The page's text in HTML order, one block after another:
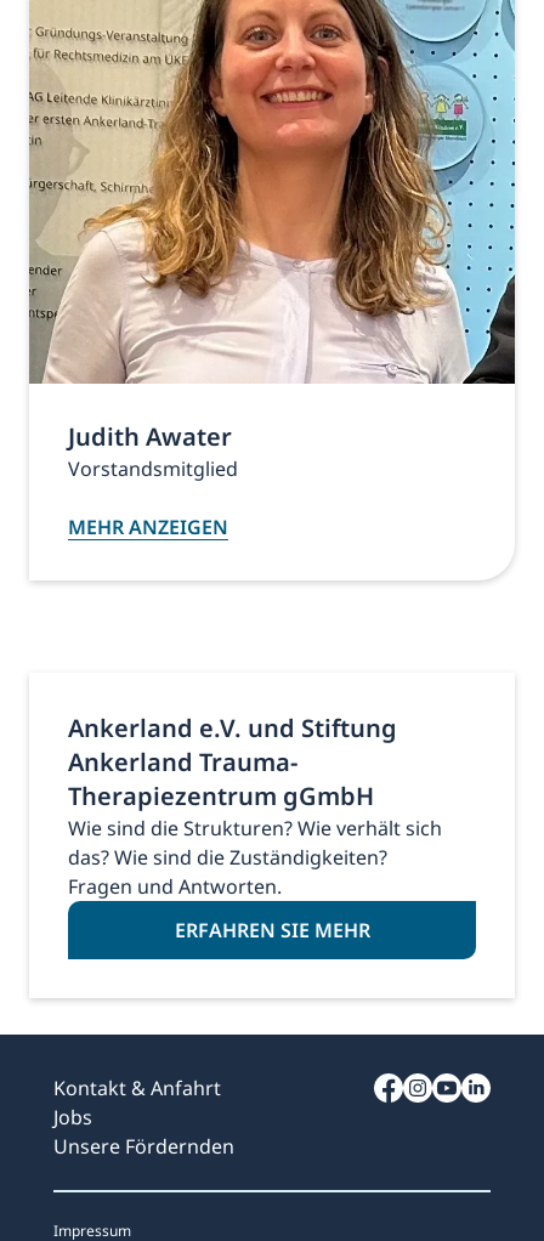
Judith Awater
Vorstandsmitglied
MEHR ANZEIGEN
Ankerland e.V. und Stiftung
Ankerland Trauma-
Therapiezentrum gGmbH
Wie sind die Strukturen? Wie verhält sich
das? Wie sind die Zuständigkeiten?
Fragen und Antworten.
ERFAHREN SIE MEHR
Kontakt & Anfahrt
Jobs
Unsere Fördernden
Impressum